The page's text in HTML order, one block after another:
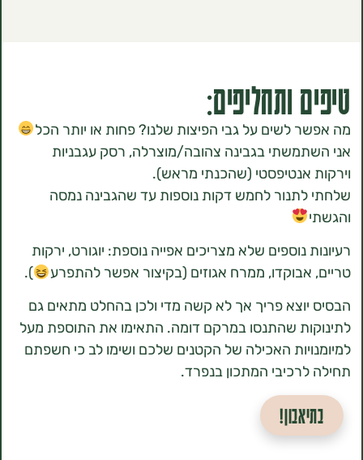
ותחליפים:
לשים על גבי הפיצות שלנו? פחות או יותר הכל
בגבינה צהובה/מוצרלה, רסק עגבניות
אנטיפסטי (שהכנתי מראש).
לחמש דקות נוספות עד שהגבינה נמסה
נוספים שלא מצריכים אפייה נוספת: יוגורט, ירקות
ממרח אגוזים (בקיצור אפשר להתפרע
).
פריך אך לא קשה מדי ולכן בהחלט מתאים גם
שהתנסו במרקם דומה. התאימו את התוספת מעל
האכילה של הקטנים שלכם ושימו לב כי חשפתם
המתכון בנפרד.